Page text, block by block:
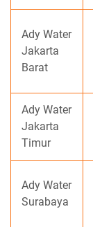
Ady Water
Jakarta
Barat
Ady Water
Jakarta
Timur
Ady Water
Surabaya